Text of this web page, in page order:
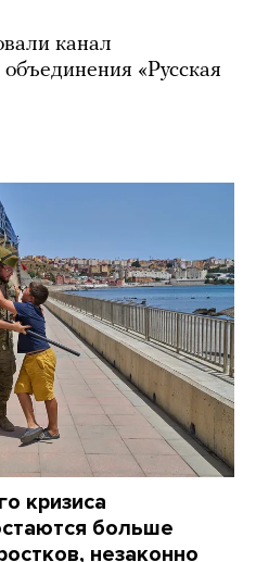
канал
«Русская
кризиса
больше
незаконно